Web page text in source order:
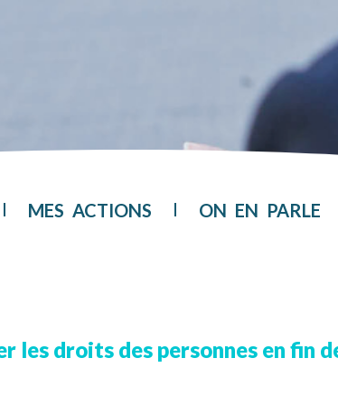
MES ACTIONS ON EN PARLE
droits des personnes en fin